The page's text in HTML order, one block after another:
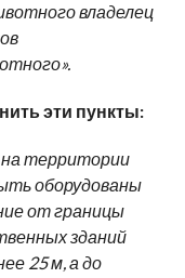
владелец
эти пункты:
территории
оборудованы
от границы
зданий
25 м, а до